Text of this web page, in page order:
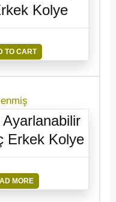
Kolye
TO CART
Ayarlanabilir
Erkek Kolye
MORE